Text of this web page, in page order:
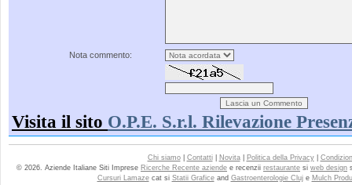
Nota commento:
Visita il sito O.P.E. S.r.l. Rilevazione
Chi siamo| Contatti| Novita| Politica della Privacy|
© 2026. Aziende Italiane Siti Imprese Ricerche Recente aziende e recenzii restaurante si web design
Cursuri Lamazecat si Statii Graficeand Gastroenterologie Cluje Mulch